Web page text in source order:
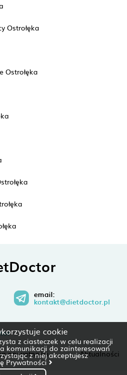
cookie
z ciasteczek w celu realizacji
komunikacji do zainteresowań
z niej akceptujesz
Prywatności
Ostrołęka
Ostrołęka
email:
kontakt@dietdoctor.pl
prywatności Aktualności